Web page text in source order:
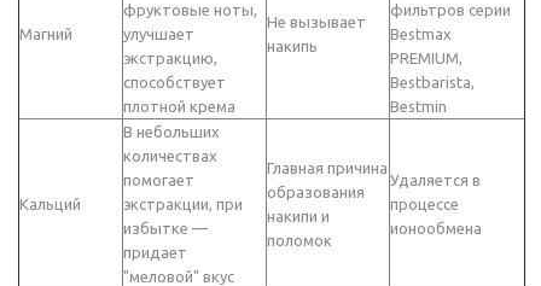
Магний
фруктовые ноты,
улучшает
экстракцию,
способствует
плотной крема
Не вызывает
накипь
фильтров серии
Bestmax
PREMIUM,
Bestbarista,
Bestmin
Кальций
В небольших
количествах
помогает
экстракции, при
избытке —
придает
"меловой" вкус
Главная причина
образования
накипи и
поломок
Удаляется в
процессе
ионообмена